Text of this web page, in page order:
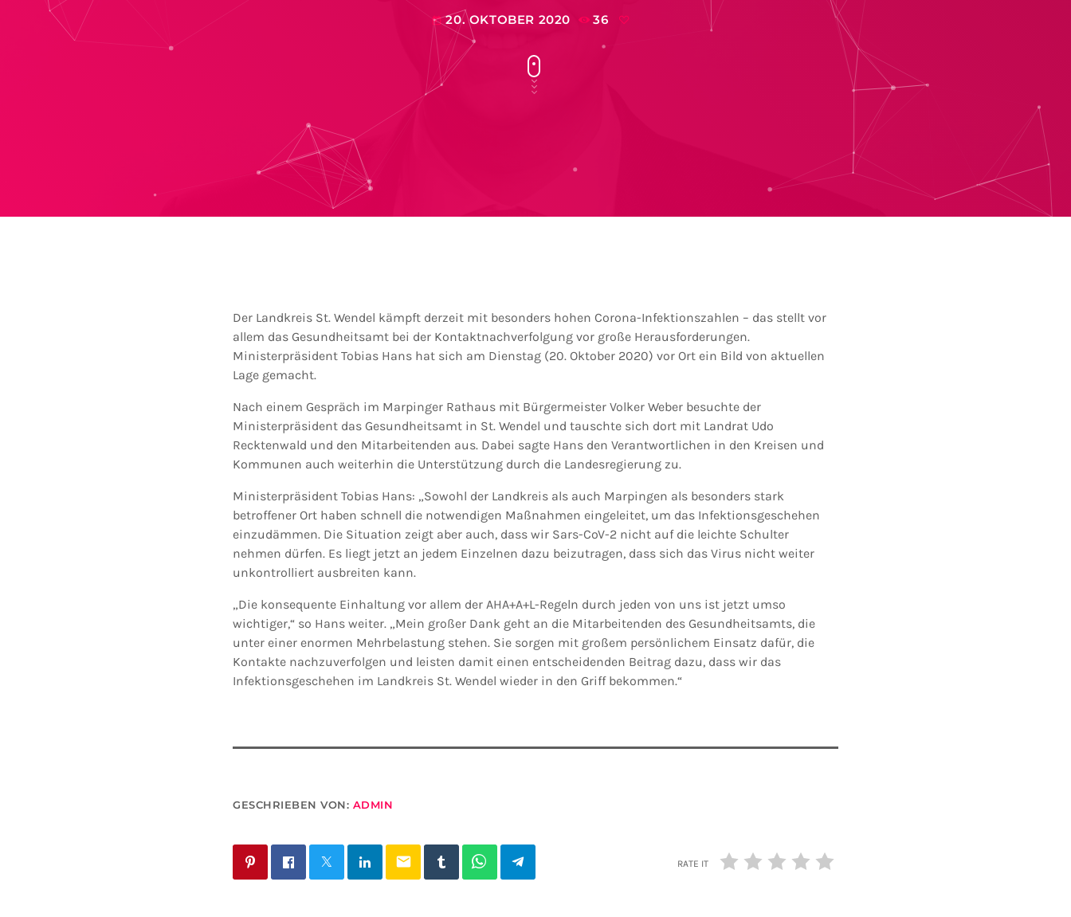
today 20. OKTOBER 2020 36
Der Landkreis St. Wendel kämpft derzeit mit besonders hohen Corona-Infektionszahlen – das stellt vor
allem das Gesundheitsamt bei der Kontaktnachverfolgung vor große Herausforderungen.
Ministerpräsident Tobias Hans hat sich am Dienstag (20. Oktober 2020) vor Ort ein Bild von aktuellen
Lage gemacht.
Nach einem Gespräch im Marpinger Rathaus mit Bürgermeister Volker Weber besuchte der
Ministerpräsident das Gesundheitsamt in St. Wendel und tauschte sich dort mit Landrat Udo
Recktenwald und den Mitarbeitenden aus. Dabei sagte Hans den Verantwortlichen in den Kreisen und
Kommunen auch weiterhin die Unterstützung durch die Landesregierung zu.
Ministerpräsident Tobias Hans: „Sowohl der Landkreis als auch Marpingen als besonders stark
betroffener Ort haben schnell die notwendigen Maßnahmen eingeleitet, um das Infektionsgeschehen
einzudämmen. Die Situation zeigt aber auch, dass wir Sars-CoV-2 nicht auf die leichte Schulter
nehmen dürfen. Es liegt jetzt an jedem Einzelnen dazu beizutragen, dass sich das Virus nicht weiter
unkontrolliert ausbreiten kann.
„Die konsequente Einhaltung vor allem der AHA+A+L-Regeln durch jeden von uns ist jetzt umso
wichtiger,“ so Hans weiter. „Mein großer Dank geht an die Mitarbeitenden des Gesundheitsamts, die
unter einer enormen Mehrbelastung stehen. Sie sorgen mit großem persönlichem Einsatz dafür, die
Kontakte nachzuverfolgen und leisten damit einen entscheidenden Beitrag dazu, dass wir das
Infektionsgeschehen im Landkreis St. Wendel wieder in den Griff bekommen.“
GESCHRIEBEN VON: ADMIN
email RATE IT